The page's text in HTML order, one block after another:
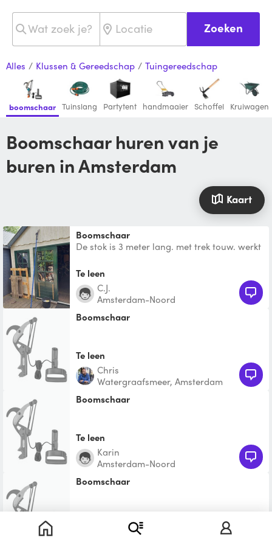
Zoeken
Alles / Klussen & Gereedschap / Tuingereedschap
boomschaar Tuinslang Partytent handmaaier Schoffel Kruiwagen
boomschaar huren van je
buren in Amsterdam
Kaart
boomschaar
De stok is 3 meter lang. met trek touw. werkt
Te leen
C.J.
Amsterdam-Noord
boomschaar
Te leen
Chris
Watergraafsmeer, Amsterdam
boomschaar
Te leen
Karin
Amsterdam-Noord
boomschaar